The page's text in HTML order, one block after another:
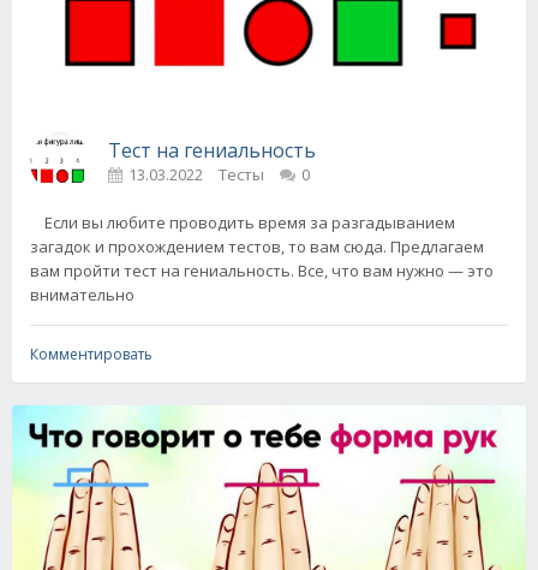
Тест на гениальность
13.03.2022 Тесты 0
Если вы любите проводить время за разгадыванием
загадок и прохождением тестов, то вам сюда. Предлагаем
вам пройти тест на гениальность. Все, что вам нужно — это
внимательно
Комментировать